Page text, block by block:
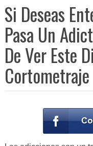
Si Deseas
Pasa Un
De Ver Este
Cortometraje